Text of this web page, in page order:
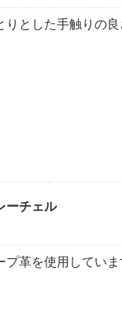
とした手触りの
ーチェル
革を使用してい